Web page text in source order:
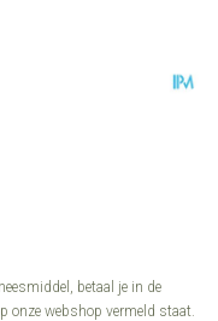
betaal je in de
onze webshop vermeld staat.